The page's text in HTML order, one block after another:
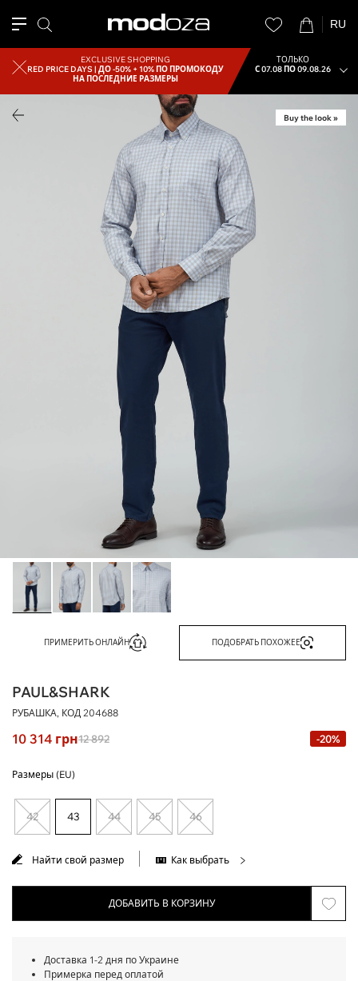
RU
EXCLUSIVE SHOPPING
RED PRICE DAYS |ДО -50% + 10% ПО ПРОМОКОДУ
НА ПОСЛЕДНИЕ РАЗМЕРЫ
ТОЛЬКО
С 07.08 ПО 09.08.26
Buy the look »
ПРИМЕРИТЬ ОНЛАЙН ПОДОБРАТЬ ПОХОЖЕЕ
PAUL&SHARK
РУБАШКА, КОД 204688
10 314 грн12 892 -20%
Размеры (EU)
42 43 44 45 46
Найти свой размер Как выбрать
ДОБАВИТЬ В КОРЗИНУ
Доставка 1-2 дня по Украине
Примерка перед оплатой